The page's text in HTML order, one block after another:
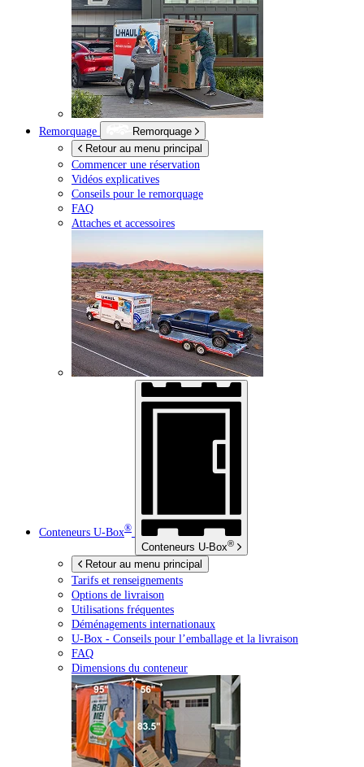
Remorquage
Remorquage
Retour au menu principal
Commencer une réservation
Vidéos explicatives
Conseils pour le remorquage
FAQ
Attaches et accessoires
Conteneurs U-Box®
Conteneurs U-Box®
Retour au menu principal
Tarifs et renseignements
Options de livraison
Utilisations fréquentes
Déménagements internationaux
U-Box - Conseils pour l’emballage et la livraison
FAQ
Dimensions du conteneur